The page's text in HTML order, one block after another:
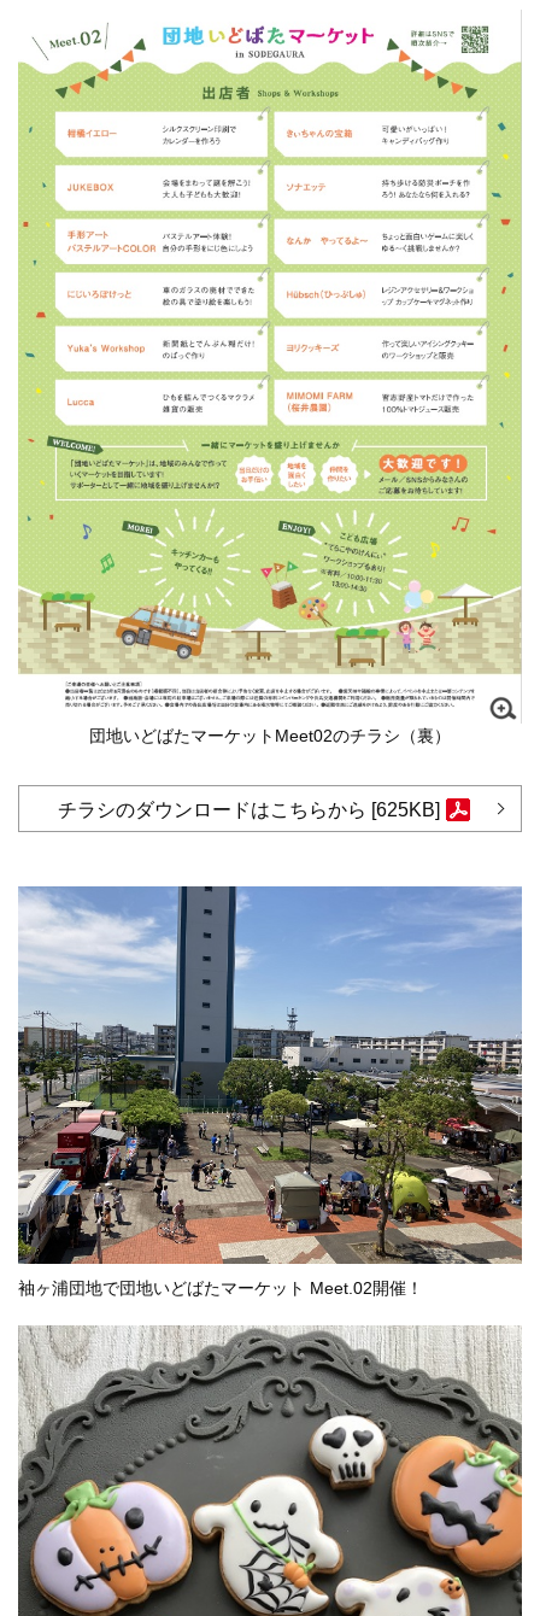
団地いどばたマーケットMeet02のチラシ（裏）
チラシのダウンロードはこちらから [625KB]
袖ヶ浦団地で団地いどばたマーケット Meet.02開催！